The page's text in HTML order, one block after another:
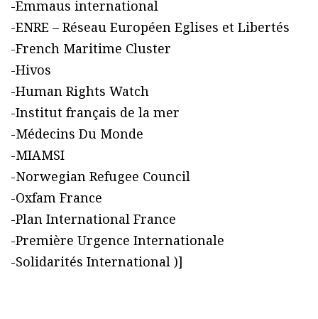
-Emmaus international
-ENRE – Réseau Européen Eglises et Libertés
-French Maritime Cluster
-Hivos
-Human Rights Watch
-Institut français de la mer
-Médecins Du Monde
-MIAMSI
-Norwegian Refugee Council
-Oxfam France
-Plan International France
-Première Urgence Internationale
-Solidarités International )]